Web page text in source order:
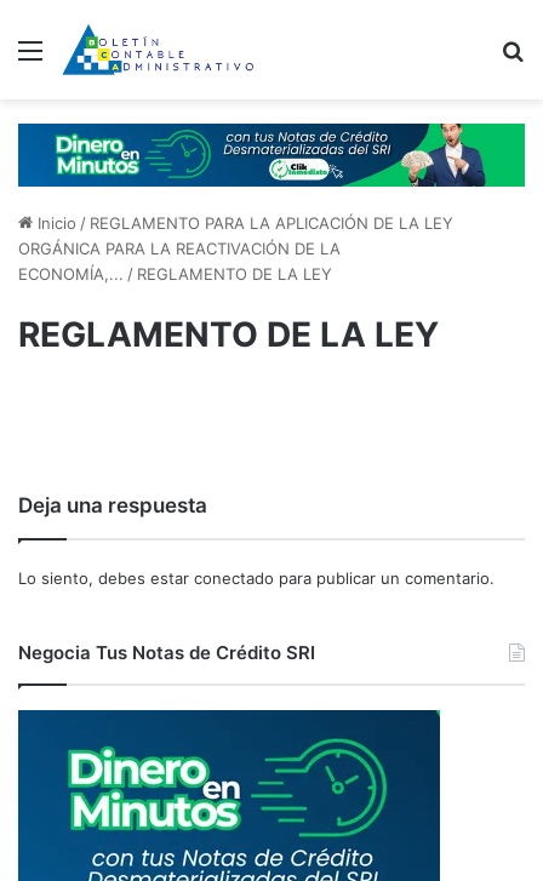
Menú
Inicio / REGLAMENTO PARA LA APLICACIÓN DE LA LEY
ORGÁNICA PARA LA REACTIVACIÓN DE LA
ECONOMÍA,... / REGLAMENTO DE LA LEY
REGLAMENTO DE LA LEY
Deja una respuesta
Lo siento, debes estar conectado para publicar un comentario.
Negocia Tus Notas de Crédito SRI